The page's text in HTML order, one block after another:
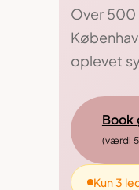
Over 500
oplevet
Book
(værdi
Kun 3